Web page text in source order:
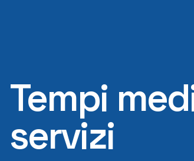
Tempi
servizi